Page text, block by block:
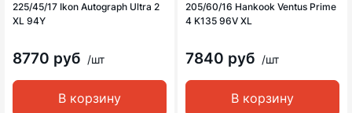
225/45/17 Ikon Autograph Ultra 2
XL 94Y
8770 руб /шт
В корзину
205/60/16 Hankook Ventus Prime
4 K135 96V XL
7840 руб /шт
В корзину